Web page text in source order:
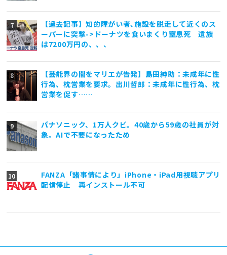
【過去記事】知的障がい者､施設を脱走して近くのス
ーパーに突撃->ドーナツを食いまくり窒息死 遺族
は7200万円の、、、
【芸能界の闇をマリエが告発】島田紳助：未成年に性
行為、枕営業を要求。出川哲郎：未成年に性行為、枕
営業を促す……
パナソニック、1万人クビ。40歳から59歳の社員が対
象。AIで不要になったため
FANZA「諸事情により」iPhone・iPad用視聴アプリ
配信停止 再インストール不可